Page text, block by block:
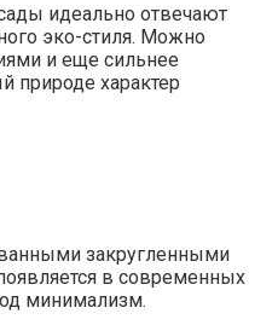
идеально отвечают
эко-стиля. Можно
и еще сильнее
природе характер
закругленными
в современных
минимализм.